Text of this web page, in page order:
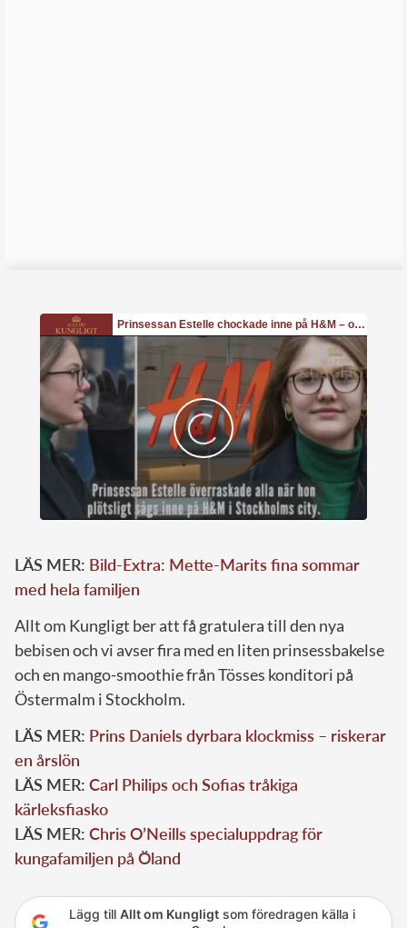
LÄS MER: Bild-Extra: Mette-Marits fina sommar
med hela familjen
Allt om Kungligt ber att få gratulera till den nya
bebisen och vi avser fira med en liten prinsessbakelse
och en mango-smoothie från Tösses konditori på
Östermalm i Stockholm.
LÄS MER: Prins Daniels dyrbara klockmiss – riskerar
en årslön
LÄS MER: Carl Philips och Sofias tråkiga
kärleksfiasko
LÄS MER: Chris O’Neills specialuppdrag för
kungafamiljen på Öland
Lägg till Allt om Kungligtsom föredragen källa i